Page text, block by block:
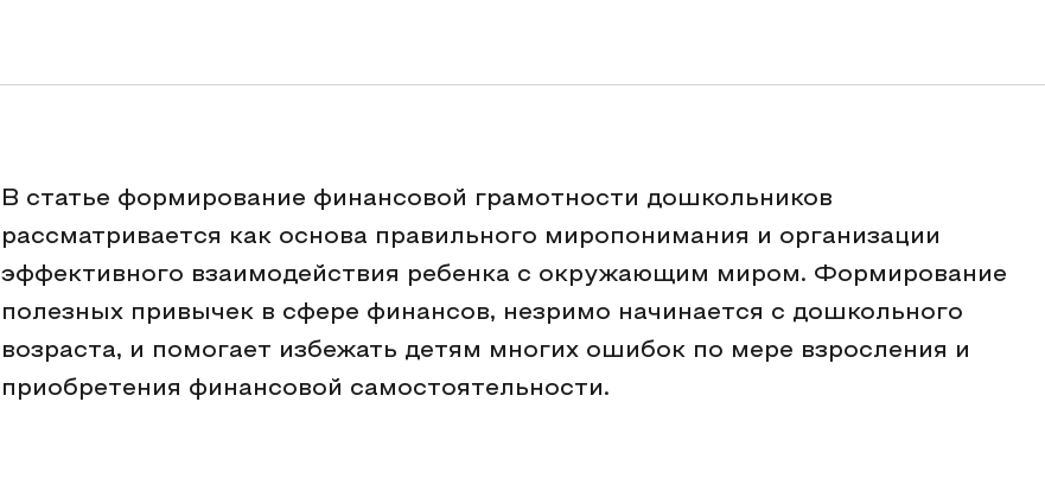
В статье формирование финансовой грамотности дошкольников
рассматривается как основа правильного миропонимания и организации
эффективного взаимодействия ребенка с окружающим миром. Формирование
полезных привычек в сфере финансов, незримо начинается с дошкольного
возраста, и помогает избежать детям многих ошибок по мере взросления и
приобретения финансовой самостоятельности.